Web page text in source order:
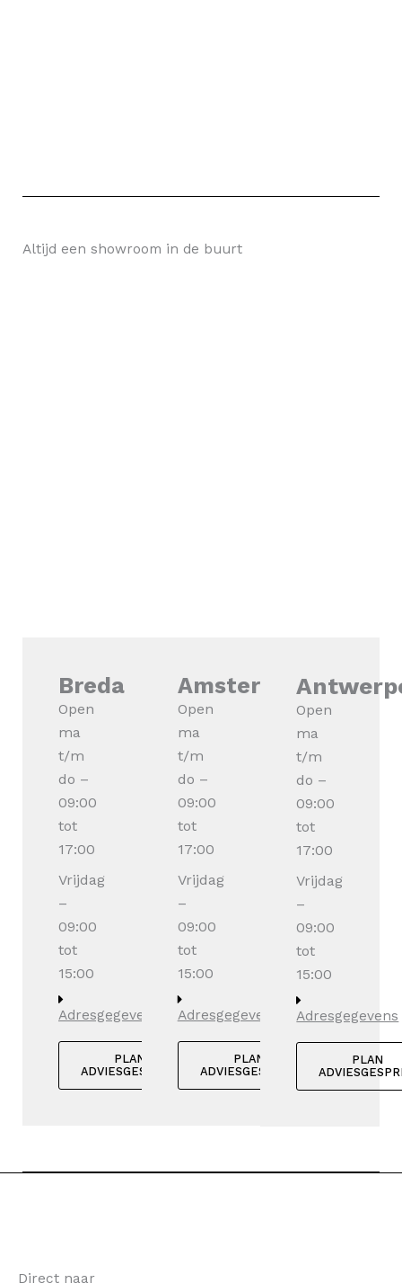
Altijd een showroom in de buurt
Breda
Open
ma
t/m
do –
09:00
tot
17:00
Vrijdag
–
09:00
tot
15:00
Adresgegevens
PLAN
ADVIESGESPREK
Amsterdam
Open
ma
t/m
do –
09:00
tot
17:00
Vrijdag
–
09:00
tot
15:00
Adresgegevens
PLAN
ADVIESGESPREK
Open
ma
t/m
do –
09:00
tot
17:00
Vrijdag
–
09:00
tot
15:00
Adresgegevens
PLAN
Direct naar